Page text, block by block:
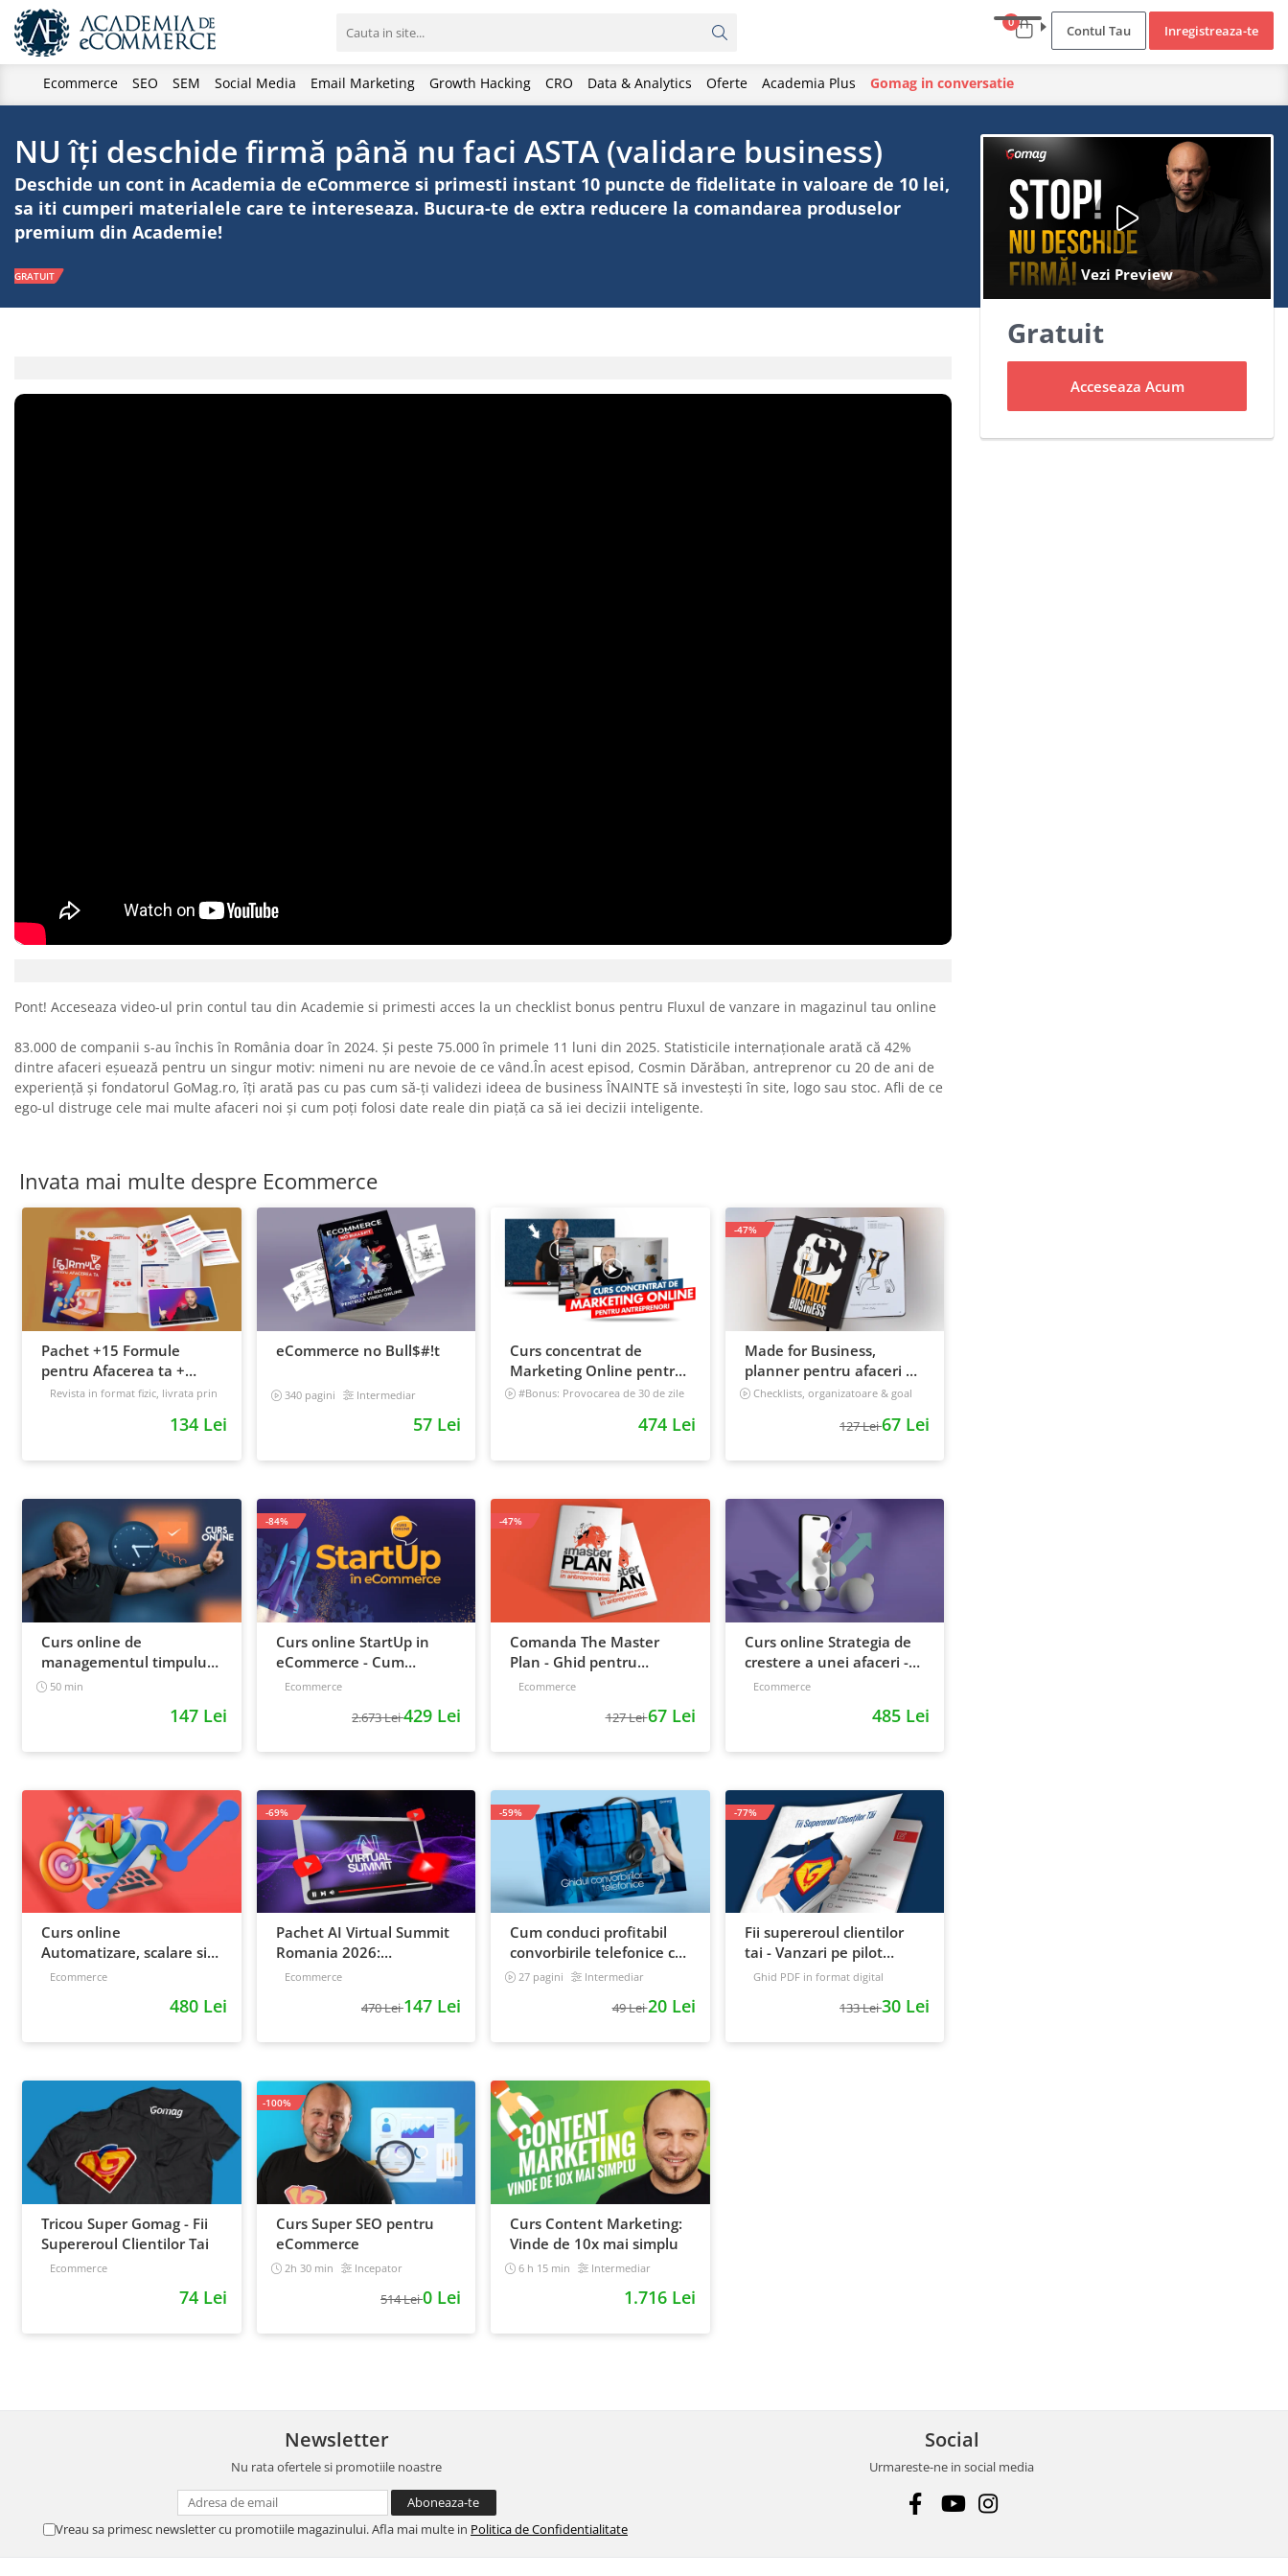
0
Contul Tau Inregistreaza-te
Ecommerce SEO SEM Social Media Email Marketing Growth Hacking CRO Data & Analytics Oferte Academia Plus Gomag in conversatie
NU îți deschide firmă până nu faci ASTA (validare business)
Deschide un cont in Academia de eCommerce si primesti instant 10 puncte de fidelitate in valoare de 10 lei,
sa iti cumperi materialele care te intereseaza. Bucura-te de extra reducere la comandarea produselor
premium din Academie!
GRATUIT
Gratuit
Acceseaza Acum
Pont! Acceseaza video-ul prin contul tau din Academie si primesti acces la un checklist bonus pentru Fluxul de vanzare in magazinul tau online
83.000 de companii s-au închis în România doar în 2024. Și peste 75.000 în primele 11 luni din 2025. Statisticile internaționale arată că 42%
dintre afaceri eșuează pentru un singur motiv: nimeni nu are nevoie de ce vând.În acest episod, Cosmin Dărăban, antreprenor cu 20 de ani de
experiență și fondatorul GoMag.ro, îți arată pas cu pas cum să-ți validezi ideea de business ÎNAINTE să investești în site, logo sau stoc. Afli de ce
ego-ul distruge cele mai multe afaceri noi și cum poți folosi date reale din piață ca să iei decizii inteligente.
Invata mai multe despre Ecommerce
Pachet +15 Formule
pentru Afacerea ta +
Prompt-uri dedicate +
Revista in format fizic, livrata prin
134 Lei
eCommerce no Bull$#!t
340 pagini Intermediar
57 Lei
Curs concentrat de
Marketing Online pentru
antreprenori
#Bonus: Provocarea de 30 de zile
474 Lei
Made for Business,
planner pentru afaceri &
viata, nedatat, 240 pagini
Checklists, organizatoare & goal
127 Lei67 Lei
-47%
Curs online de
managementul timpului:
cum sa prioritizezi si sa iti
50 min
147 Lei
Curs online StartUp in
eCommerce - Cum
deschizi un magazin
Ecommerce
2.673 Lei429 Lei
-84%
Comanda The Master
Plan - Ghid pentru
antreprenori, 138 pagini
Ecommerce
127 Lei67 Lei
-47%
Curs online Strategia de
crestere a unei afaceri -
de la idee, la retentie si
Ecommerce
485 Lei
Curs online
Automatizare, scalare si
loializare: ponturi pentru
Ecommerce
480 Lei
Pachet AI Virtual Summit
Romania 2026:
inregistrari + materiale
Ecommerce
470 Lei147 Lei
-69%
Cum conduci profitabil
convorbirile telefonice cu
clientii
27 pagini Intermediar
49 Lei20 Lei
-59%
Fii supereroul clientilor
tai - Vanzari pe pilot
automat
Ghid PDF in format digital
133 Lei30 Lei
-77%
Tricou Super Gomag - Fii
Supereroul Clientilor Tai
Ecommerce
74 Lei
Curs Super SEO pentru
eCommerce
2h 30 min Incepator
514 Lei0 Lei
-100%
Curs Content Marketing:
Vinde de 10x mai simplu
6 h 15 min Intermediar
1.716 Lei
Newsletter
Nu rata ofertele si promotiile noastre
Vreau sa primesc newsletter cu promotiile magazinului. Afla mai multe in Politica de Confidentialitate
Social
Urmareste-ne in social media